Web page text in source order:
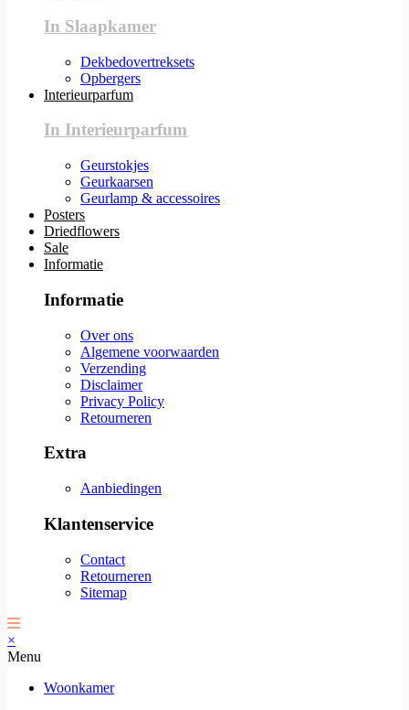
In Slaapkamer
Dekbedovertreksets
Opbergers
Interieurparfum
In Interieurparfum
Geurstokjes
Geurkaarsen
Geurlamp & accessoires
Posters
Driedflowers
Sale
Informatie
Informatie
Over ons
Algemene voorwaarden
Verzending
Disclaimer
Privacy Policy
Retourneren
Extra
Aanbiedingen
Klantenservice
Contact
Retourneren
Sitemap
×
Menu
Woonkamer